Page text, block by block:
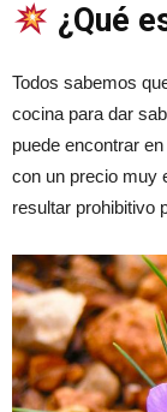
¿Qué
Todos sabemos
cocina para dar
puede encontrar
con un precio muy
resultar prohibitivo